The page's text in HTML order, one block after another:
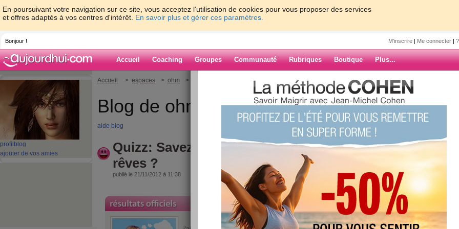
En poursuivant votre navigation sur ce site, vous acceptez l'utilisation de cookies pour vous proposer des services
et offres adaptés à vos centres d'intérêt. En savoir plus et gérer ces paramètres.
Bonjour ! M'inscrire | Me connecter |
Accueil Coaching Groupes Communauté Rubriques Boutique Plus...
profil blog
ajouter de vos amies
Accueil > espaces > ohm > Quizz: Savez-vous interpréter vos rêves ?
Blog de ohm
aide blog
Quizz: Savez-vous interpréter vos
rêves ?
publié le 21/11/2012 à 11:38
ARCHIVES